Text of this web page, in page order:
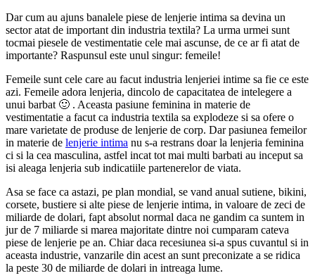
Dar cum au ajuns banalele piese de lenjerie intima sa devina un
sector atat de important din industria textila? La urma urmei sunt
tocmai piesele de vestimentatie cele mai ascunse, de ce ar fi atat de
importante? Raspunsul este unul singur: femeile!
Femeile sunt cele care au facut industria lenjeriei intime sa fie ce este
azi. Femeile adora lenjeria, dincolo de capacitatea de intelegere a
unui barbat 🙂 . Aceasta pasiune feminina in materie de
vestimentatie a facut ca industria textila sa explodeze si sa ofere o
mare varietate de produse de lenjerie de corp. Dar pasiunea femeilor
in materie de lenjerie intima nu s-a restrans doar la lenjeria feminina
ci si la cea masculina, astfel incat tot mai multi barbati au inceput sa
isi aleaga lenjeria sub indicatiile partenerelor de viata.
Asa se face ca astazi, pe plan mondial, se vand anual sutiene, bikini,
corsete, bustiere si alte piese de lenjerie intima, in valoare de zeci de
miliarde de dolari, fapt absolut normal daca ne gandim ca suntem in
jur de 7 miliarde si marea majoritate dintre noi cumparam cateva
piese de lenjerie pe an. Chiar daca recesiunea si-a spus cuvantul si in
aceasta industrie, vanzarile din acest an sunt preconizate a se ridica
la peste 30 de miliarde de dolari in intreaga lume.